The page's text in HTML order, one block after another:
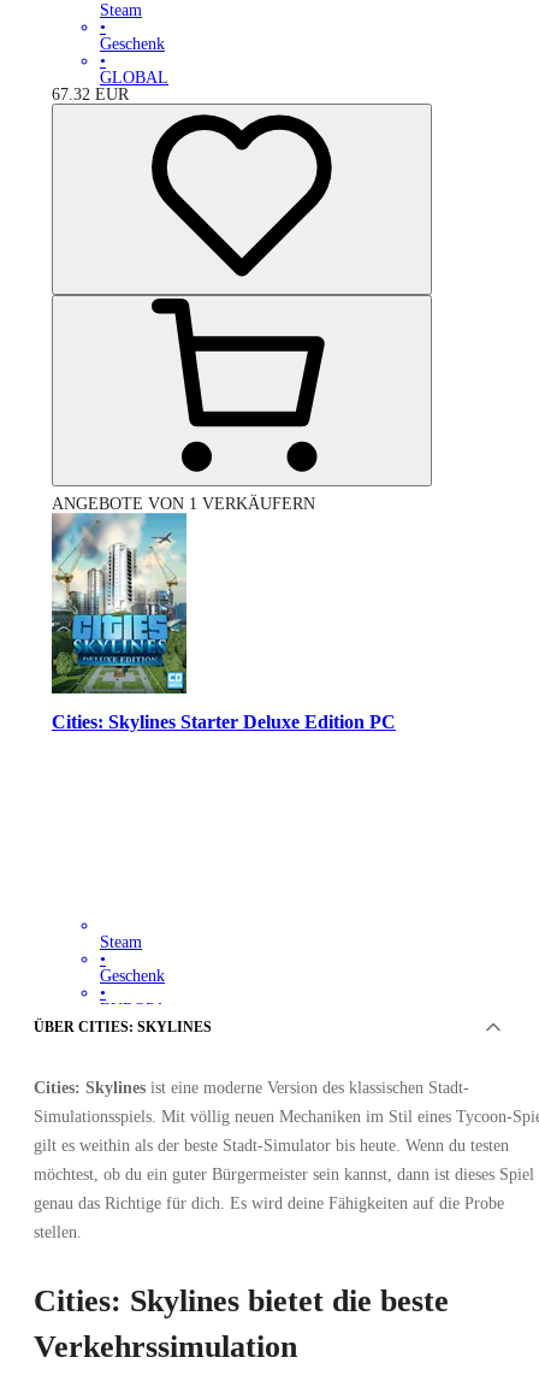
Steam
•
Geschenk
•
GLOBAL
67.32 EUR
ANGEBOTE VON 1 VERKÄUFERN
Cities: Skylines Starter Deluxe Edition PC
Steam
•
Geschenk
•
EUROPA
67.32 EUR
ÜBER CITIES: SKYLINES
Cities: Skylines ist eine moderne Version des klassischen Stadt-
Simulationsspiels. Mit völlig neuen Mechaniken im Stil eines Tycoon-
gilt es weithin als der beste Stadt-Simulator bis heute. Wenn du testen
möchtest, ob du ein guter Bürgermeister sein kannst, dann ist dieses Spiel
genau das Richtige für dich. Es wird deine Fähigkeiten auf die Probe
stellen.
Cities: Skylines bietet die beste
Verkehrssimulation